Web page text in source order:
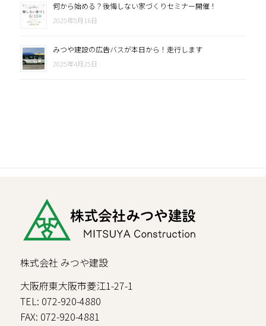
何から始める？後悔しない家づくりセミナー開催！
2025年5月16日
みつや建設の広告バスが本日から！走行します
2025年4月25日
株式会社 みつや建設
大阪府東大阪市菱江1-27-1
TEL: 072-920-4880
FAX: 072-920-4881